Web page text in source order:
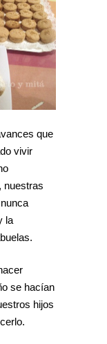
que
vivir
nuestras
la
se hacían
hijos